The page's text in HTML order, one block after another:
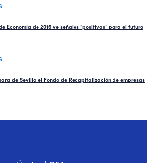
Economía de 2016 ve señales “positivas” para el futuro
de Sevilla el Fondo de Recapitalización de empresas